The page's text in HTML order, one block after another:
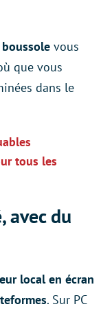
vous
que vous
dans le
tous les
avec du
local en écran
. Sur PC